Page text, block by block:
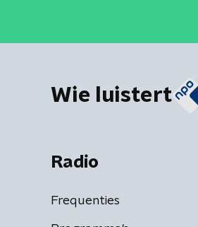
Wie luistert
Radio
Frequenties